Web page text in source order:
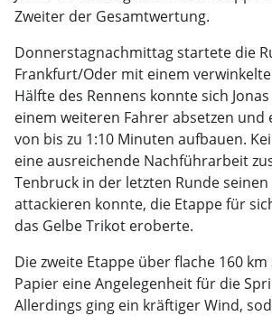
Zweiter der Gesamtwertung.
Donnerstagnachmittag startete die
Frankfurt/Oder mit einem
Hälfte des Rennens konnte sich
einem weiteren Fahrer absetzen und
von bis zu 1:10 Minuten aufbauen.
eine ausreichende Nachführarbeit
Tenbruck in der letzten Runde
attackieren konnte, die Etappe für
das Gelbe Trikot eroberte.
Die zweite Etappe über flache 160
Papier eine Angelegenheit für die
Allerdings ging ein kräftiger Wind,